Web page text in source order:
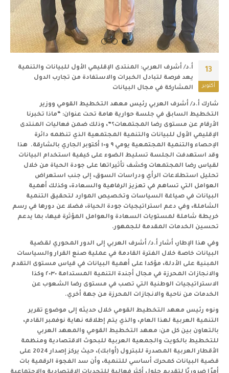
13
أكتوبر
أ.د/ أشرف العربي: المنتدى الإقليمي الأول للبيانات والتنمية
يعد فرصة لتبادل الخبرات والاستفادة من تجارب الدول
المشاركة في مجال البيانات
شارك أ.د/ أشرف العربي رئيس معهد التخطيط القومي ووزير
التخطيط السابق في جلسة حوارية هامة تحت عنوان: “ماذا تخبرنا
الأرقام عن مستوى رضا المجتمعات؟”، وذلك ضمن فعاليات المنتدى
الإقليمي الأول للبيانات والتنمية المجتمعية الذي تنظمه دائرة
الإحصاء والتنمية المجتمعية يومي ٩ و١٠ أكتوبر الجاري بالشارقة. هذا
وقد استهدفت الجلسة تسليط الضوء على كيفية استخدام البيانات
لقياس رضا المجتمعات وكشف تأثيراتها على جودة الحياة من خلال
تحليل استطلاعات الرأي ودراسات السوق، إلى جنب استعراض
العوامل التي تساهم في تعزيز الرفاهية والسعادة، وكذلك أهمية
البيانات في صياغة السياسات وتخصيص الموارد لتحقيق التنمية
الشاملة، وفي دعم استراتيجيات جودة الحياة، فضلا عن دورها في رسم
خريطة شاملة لمستويات السعادة والعوامل المؤثرة فيها، بما يدعم
تحسين الخدمات المقدمة للجمهور.
وفي هذا الإطار، أشار أ.د/ أشرف العربي إلى الدور المحوري لقضية
البيانات خاصة خلال الفترة القادمة في عملية صنع القرار والسياسات
المبنية على الأدلة، مؤكدا على أهمية البيانات في قياس مستوى التقدم
والانجازات المحرزة في مجال أجندة التنمية المستدامة ٢٠٣٠ وكذا
الاستراتيجيات الوطنية التي تصب في مستوى رضا الشعوب عن
الخدمات من ناحية والانجازات المحرزة من جهة أخري.
ونوه رئيس معهد التخطيط القومي خلال حديثه إلى موضوع تقرير
التنمية العربية لهذا العام، والذي يتم إطلاقه نهاية نوفمبر القادم،
بالتعاون بين كل من: معهد التخطيط القومي والمعهد العربي
للتخطيط بالكويت والجمعية العربية للبحوث الاقتصادية ومنظمة
الأقطار العربية المصدرة للبترول (أوابك)، حيث يركز إصدار 2024 على
قضية البيانات كمحرك أساسي للتنمية، وأن سد الفجوة الرقمية بات